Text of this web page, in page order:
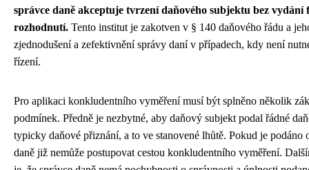
správce daně akceptuje tvrzení daňového subjektu bez vydání
rozhodnutí. Tento institut je zakotven v § 140 daňového řádu a
zjednodušení a zefektivnění správy daní v případech, kdy není
řízení.
Pro aplikaci konkludentního vyměření musí být splněno několik
podmínek. Předně je nezbytné, aby daňový subjekt podal řádné
typicky daňové přiznání, a to ve stanovené lhůtě. Pokud je podáno
daně již nemůže postupovat cestou konkludentního vyměření.